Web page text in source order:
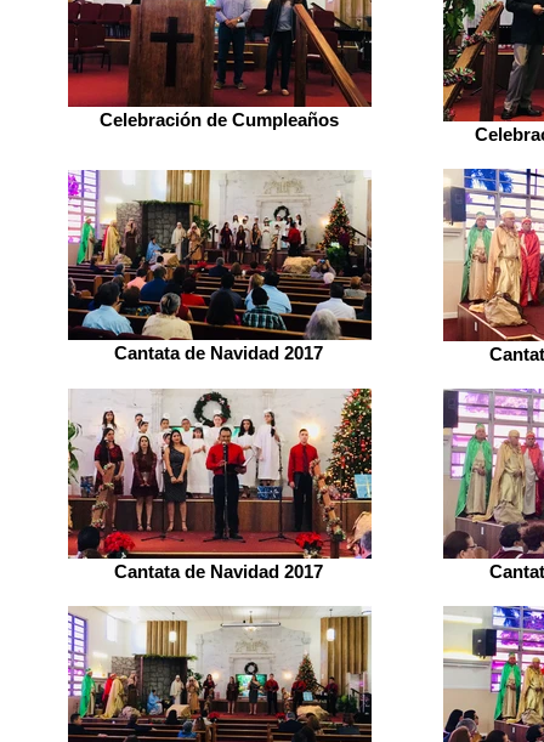
Celebración de Cumpleaños
Cantata de Navidad 2017
Cantata de Navidad 2017